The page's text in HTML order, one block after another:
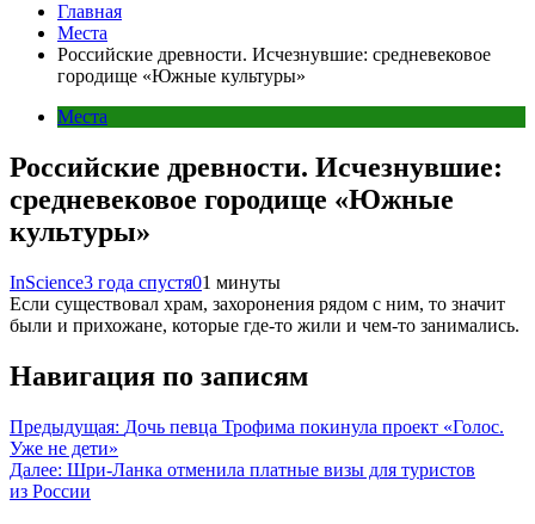
Главная
Места
Российские древности. Исчезнувшие: средневековое
городище «Южные культуры»
Места
Российские древности. Исчезнувшие:
средневековое городище «Южные
культуры»
InScience3 года спустя01 минуты
Если существовал храм, захоронения рядом с ним, то значит
были и прихожане, которые где-то жили и чем-то занимались.
Навигация по записям
Предыдущая: Дочь певца Трофима покинула проект «Голос.
Уже не дети»
Далее: Шри-Ланка отменила платные визы для туристов
из России